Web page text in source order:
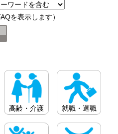
を表示します）
高齢・介護 就職・退職